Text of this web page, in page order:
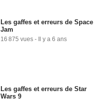
Les gaffes et erreurs de Space
Jam
16 875 vues - Il y a 6 ans
Les gaffes et erreurs de Star
Wars 9